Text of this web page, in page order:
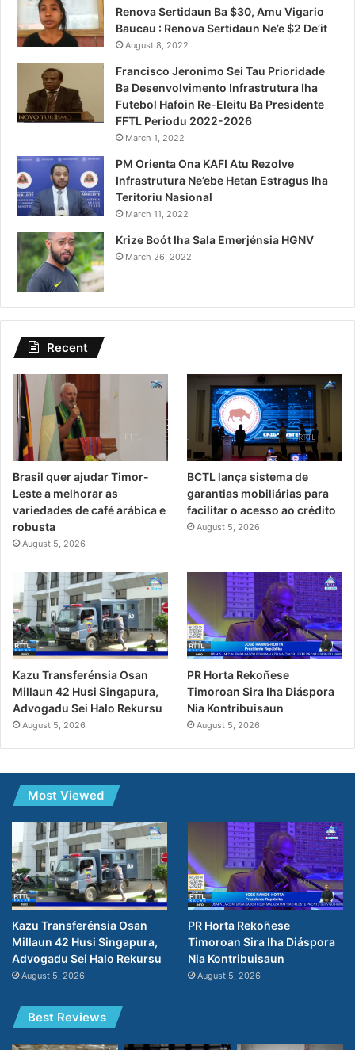
Renova Sertidaun Ba $30, Amu Vigario
Baucau : Renova Sertidaun Ne’e $2 De’it
August 8, 2022
Francisco Jeronimo Sei Tau Prioridade
Ba Desenvolvimento Infrastrutura Iha
Futebol Hafoin Re-Eleitu Ba Presidente
FFTL Periodu 2022-2026
March 1, 2022
PM Orienta Ona KAFI Atu Rezolve
Infrastrutura Ne’ebe Hetan Estragus Iha
Teritoriu Nasional
March 11, 2022
Krize Boót Iha Sala Emerjénsia HGNV
March 26, 2022
Recent
Brasil quer ajudar Timor-
Leste a melhorar as
variedades de café arábica e
robusta
August 5, 2026
BCTL lança sistema de
garantias mobiliárias para
facilitar o acesso ao crédito
August 5, 2026
Kazu Transferénsia Osan
Millaun 42 Husi Singapura,
Advogadu Sei Halo Rekursu
August 5, 2026
PR Horta Rekoñese
Timoroan Sira Iha Diáspora
Nia Kontribuisaun
August 5, 2026
Most Viewed
Kazu Transferénsia Osan
Millaun 42 Husi Singapura,
Advogadu Sei Halo Rekursu
August 5, 2026
PR Horta Rekoñese
Timoroan Sira Iha Diáspora
Nia Kontribuisaun
August 5, 2026
Best Reviews